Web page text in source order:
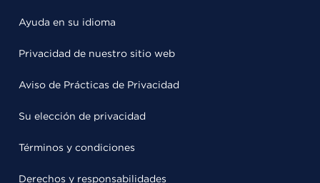
Ayuda en su idioma
Privacidad de nuestro sitio web
Aviso de Prácticas de Privacidad
Su elección de privacidad
Términos y condiciones
Derechos y responsabilidades